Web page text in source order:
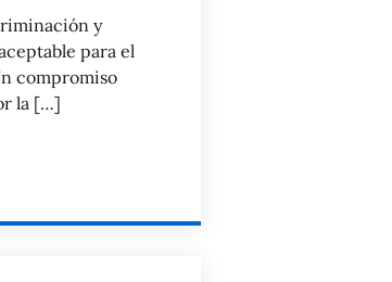
y
para el
compromiso
la […]